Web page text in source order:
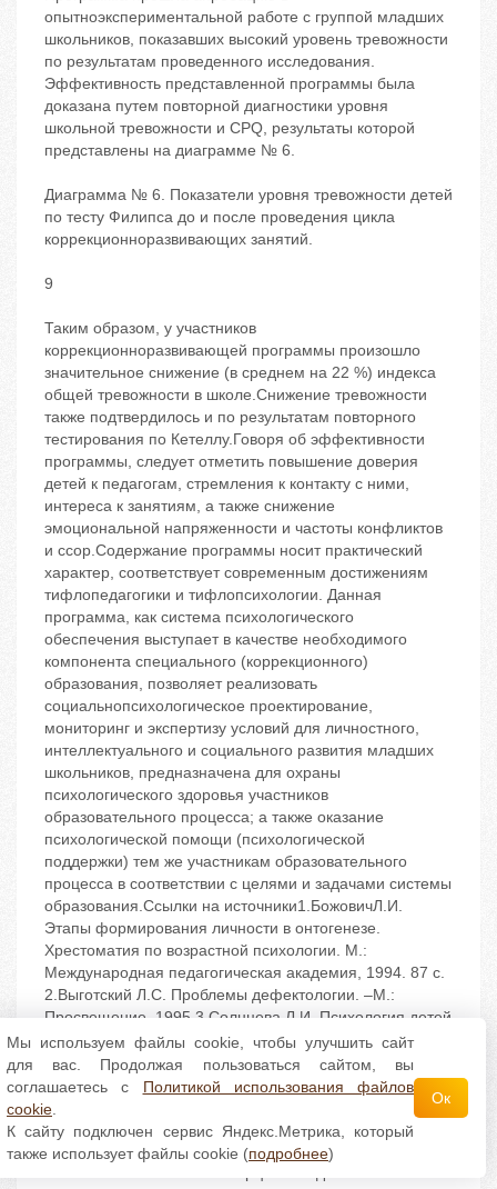
опытноэкспериментальной работе с группой младших
школьников, показавших высокий уровень тревожности
по результатам проведенного исследования.
Эффективность представленной программы была
доказана путем повторной диагностики уровня
школьной тревожности и CPQ, результаты которой
представлены на диаграмме № 6.
Диаграмма № 6. Показатели уровня тревожности детей
по тесту Филипса до и после проведения цикла
коррекционноразвивающих занятий.
9
Таким образом, у участников
коррекционноразвивающей программы произошло
значительное снижение (в среднем на 22 %) индекса
общей тревожности в школе.Снижение тревожности
также подтвердилось и по результатам повторного
тестирования по Кетеллу.Говоря об эффективности
программы, следует отметить повышение доверия
детей к педагогам, стремления к контакту с ними,
интереса к занятиям, а также снижение
эмоциональной напряженности и частоты конфликтов
и ссор.Содержание программы носит практический
характер, соответствует современным достижениям
тифлопедагогики и тифлопсихологии. Данная
программа, как система психологического
обеспечения выступает в качестве необходимого
компонента специального (коррекционного)
образования, позволяет реализовать
социальнопсихологическое проектирование,
мониторинг и экспертизу условий для личностного,
интеллектуального и социального развития младших
школьников, предназначена для охраны
психологического здоровья участников
образовательного процесса; а также оказание
психологической помощи (психологической
поддержки) тем же участникам образовательного
процесса в соответствии с целями и задачами системы
образования.Ссылки на источники1.БожовичЛ.И.
Этапы формирования личности в онтогенезе.
Хрестоматия по возрастной психологии. М.:
Международная педагогическая академия, 1994. 87 с.
2.Выготский Л.С. Проблемы дефектологии. –М.:
Просвещение, 1995.3.Солнцева Л.И. Психология детей
с нарушениями зрения (детская тифлопсихология). –
М.: КлассикСтиль, 20064.Литвак А.Г. Эмоциональные
состояния ослепших // Диагностика, развитие и
коррекция сенсорной сферы лиц с нарушениями
зрения: Материалы Междун. научнопед. конф.
тифлопедагогов и незрячих учителей, посвященной
Мы используем файлы cookie, чтобы улучшить сайт
для вас. Продолжая пользоваться сайтом, вы
соглашаетесь с Политикой использования файлов
cookie
К сайту подключен сервис Яндекс.Метрика, который
также использует файлы cookie (подробнее)
Ок